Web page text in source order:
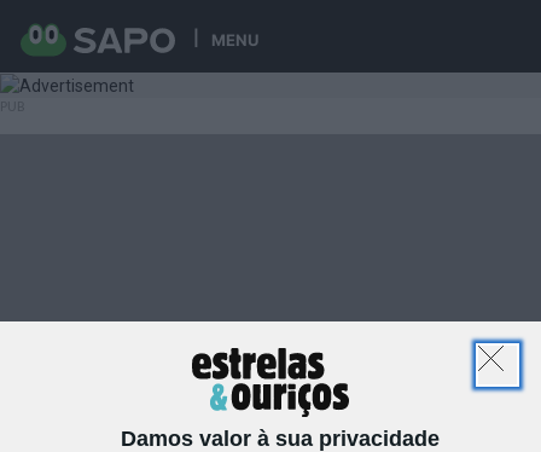
Damos valor à sua privacidade
MENU